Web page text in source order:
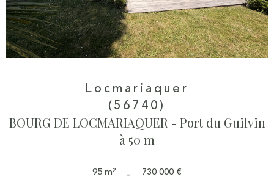
Locmariaquer
(56740)
BOURG DE LOCMARIAQUER - Port du Guilvin
à 50 m
95 m² - 730 000 €